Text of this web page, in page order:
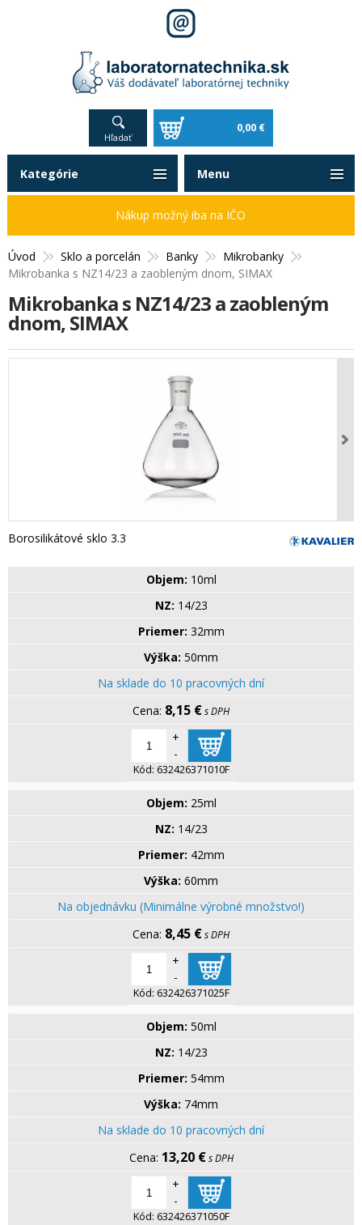
Hľadať
0,00 €
Úvod Sklo a porcelán Banky
Mikrobanky
Mikrobanka s NZ14/23 a zaobleným dnom, SIMAX
Mikrobanka s NZ14/23 a zaobleným
dnom, SIMAX
Borosilikátové sklo 3.3
Objem: 10ml
NZ: 14/23
Priemer: 32mm
Výška: 50mm
Na sklade do 10 pracovných dní
8,15 €s DPH
+
-
Kód: 632426371010F
Objem: 25ml
NZ: 14/23
Priemer: 42mm
Výška: 60mm
Na objednávku (Minimálne výrobné množstvo!)
8,45 €s DPH
+
-
Kód: 632426371025F
Objem: 50ml
NZ: 14/23
Priemer: 54mm
Výška: 74mm
Na sklade do 10 pracovných dní
13,20 € s DPH
+
-
Kód: 632426371050F
Kategórie
Nákup možný iba na IČO
Menu